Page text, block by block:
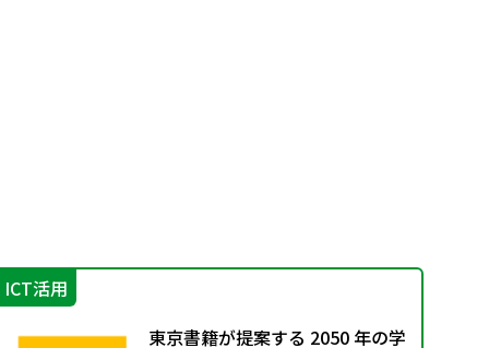
ICT活用
東京書籍が提案する 2050 年の学